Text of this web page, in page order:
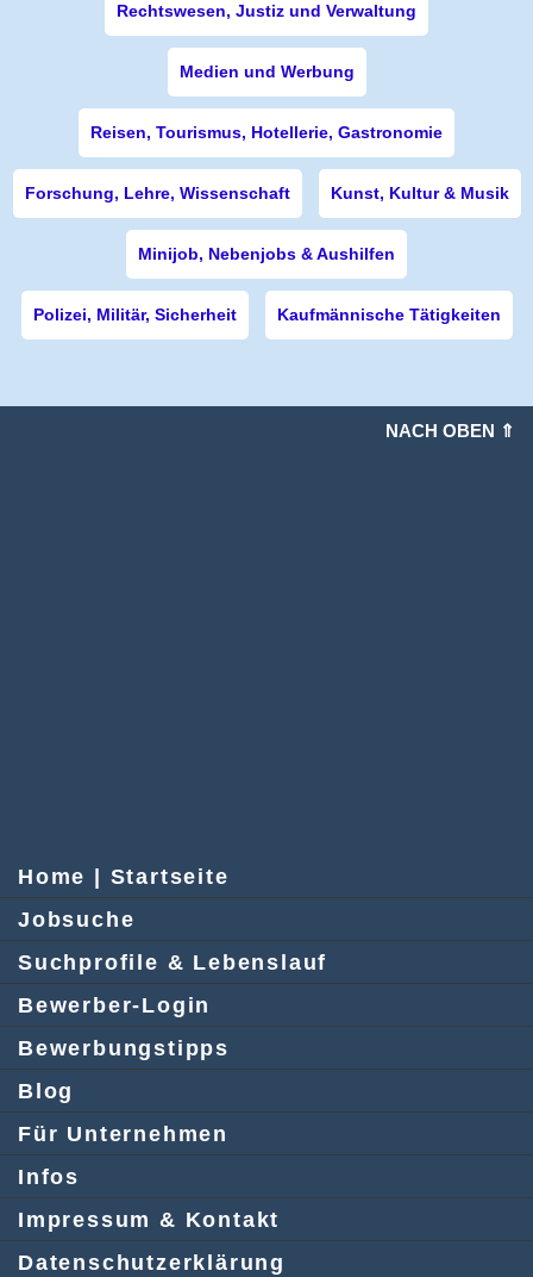
Rechtswesen, Justiz und Verwaltung
Medien und Werbung
Reisen, Tourismus, Hotellerie, Gastronomie
Forschung, Lehre, Wissenschaft Kunst, Kultur & Musik
Minijob, Nebenjobs & Aushilfen
Polizei, Militär, Sicherheit Kaufmännische Tätigkeiten
NACH OBEN ⇑
Home | Startseite
Jobsuche
Suchprofile & Lebenslauf
Bewerber-Login
Bewerbungstipps
Blog
Für Unternehmen
Infos
Impressum & Kontakt
Datenschutzerklärung